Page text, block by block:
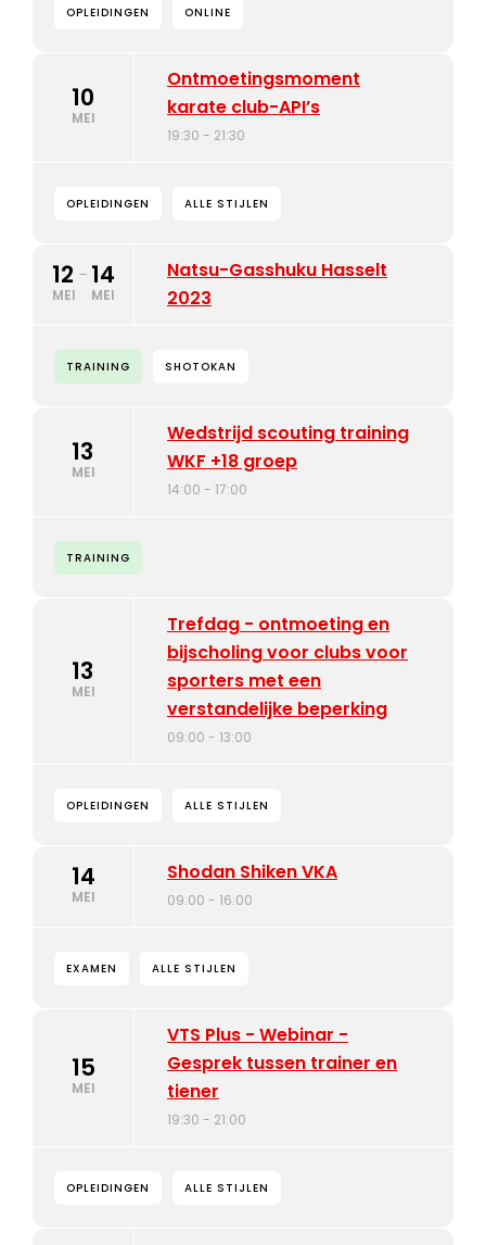
OPLEIDINGEN ONLINE
10
MEI
Ontmoetingsmoment
karate club-API’s
19:30 - 21:30
OPLEIDINGEN ALLE STIJLEN
12
MEI
- 14
MEI
Natsu-Gasshuku Hasselt
2023
TRAINING SHOTOKAN
13
MEI
Wedstrijd scouting training
WKF +18 groep
14:00 - 17:00
TRAINING
13
MEI
Trefdag - ontmoeting en
bijscholing voor clubs voor
sporters met een
verstandelijke beperking
09:00 - 13:00
OPLEIDINGEN ALLE STIJLEN
14
MEI
Shodan Shiken VKA
09:00 - 16:00
EXAMEN ALLE STIJLEN
15
MEI
VTS Plus - Webinar -
Gesprek tussen trainer en
tiener
19:30 - 21:00
OPLEIDINGEN ALLE STIJLEN